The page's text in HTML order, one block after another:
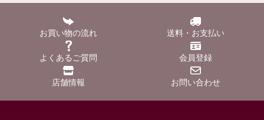
お買い物の流れ 送料・お支払い
よくあるご質問 会員登録
店舗情報 お問い合わせ